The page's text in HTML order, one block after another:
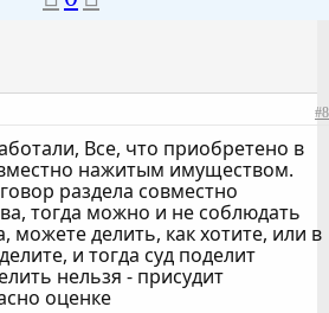
#8
Все, что приобретено в
нажитым имуществом.
раздела совместно
тогда можно и не соблюдать
можете делить, как хотите, или в
и тогда суд поделит
нельзя - присудит
оценке